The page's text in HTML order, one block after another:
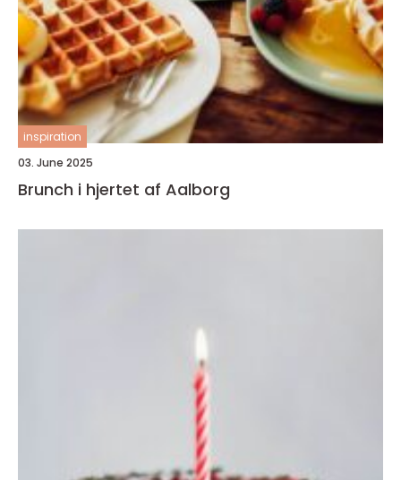
inspiration
03. June 2025
Brunch i hjertet af Aalborg